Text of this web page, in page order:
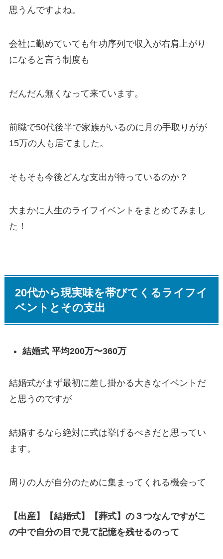
思うんですよね。
会社に勤めていても年功序列で収入が右肩上がり
になると言う制度も
だんだん無くなって来ています。
前職で50代後半で家族がいるのに月の手取りがが
15万の人も居てました。
そもそも今後どんな支出が待っているのか？
大まかに人生のライフイベントをまとめてみまし
た！
20代から現実味を帯びてくるライフイ
ベントとその支出
結婚式 平均200万〜360万
結婚式がまず最初に差し掛かる大きなイベントだ
と思うのですが
結婚するなら絶対に式は挙げるべきだと思ってい
ます。
周りの人が自分のために集まってくれる機会って
【出産】【結婚式】【葬式】の３つなんですがこ
の中で自分の目で見て記憶を残せるのって